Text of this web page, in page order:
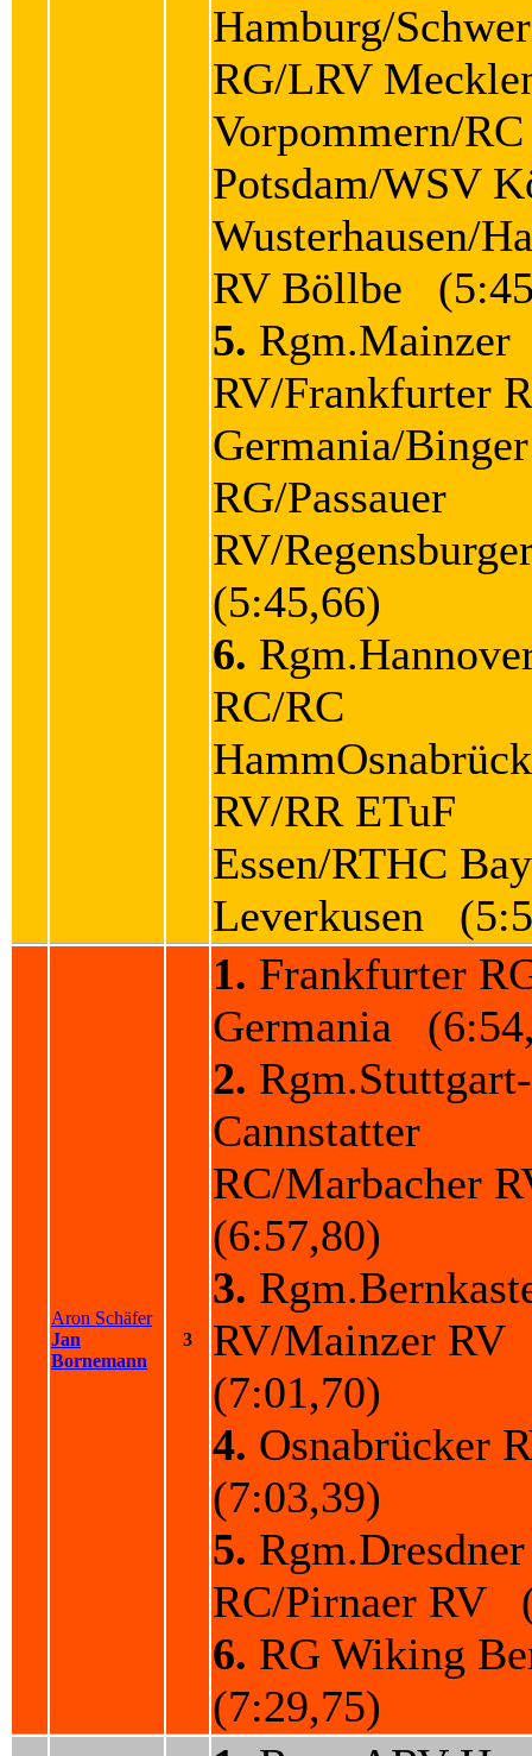
Hamburg/
RG/LRV
Vorpommern/RC
Potsdam/WSV
Wusterhausen/
RV Böllbe
5. Rgm.Mainzer
RV/Frankfurter
Germania/Binger
RG/Passauer
RV/
(5:45,66)
6.
RC/RC
RV/RR ETuF
Essen/RTHC
Leverkusen
Aron Schäfer
Jan
Bornemann
3
1. Frankfurter
Germania
2. Rgm.Stuttgart-
Cannstatter
RC/Marbacher
(6:57,80)
3.
RV/Mainzer RV
(7:01,70)
4. Osnabrücker
(7:03,39)
5. Rgm.Dresdner
RC/Pirnaer RV
6. RG Wiking
(7:29,75)